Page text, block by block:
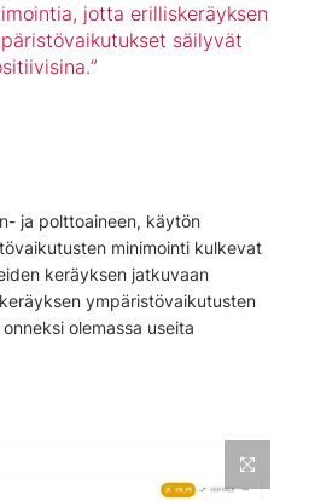
jotta erilliskeräyksen
säilyvät
ja polttoaineen, käytön
minimointi kulkevat
keräyksen jatkuvaan
ympäristövaikutusten
olemassa useita